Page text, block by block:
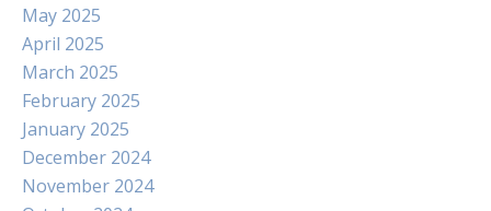
May 2025
April 2025
March 2025
February 2025
January 2025
December 2024
November 2024